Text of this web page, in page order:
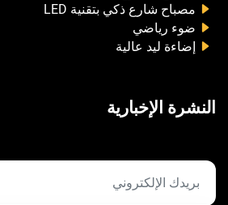
مصباح شارع ذكي بتقنية LED
ضوء رياضي
إضاءة ليد عالية
النشرة الإخبارية